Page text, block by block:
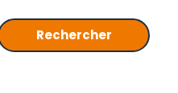
Rechercher